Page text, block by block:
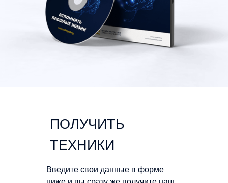
Введите свои данные в форме
ПОЛУЧИТЬ
ТЕХНИКИ